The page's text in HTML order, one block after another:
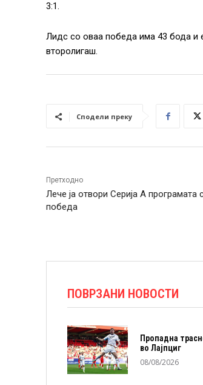
3:1.
Лидс со оваа победа има 43 бода и
второлигаш.
Сподели преку
Претходно
Лече ја отвори Серија А програмата
победа
ПОВРЗАНИ НОВОСТИ
Пропадна
во Лајпциг
08/08/2026